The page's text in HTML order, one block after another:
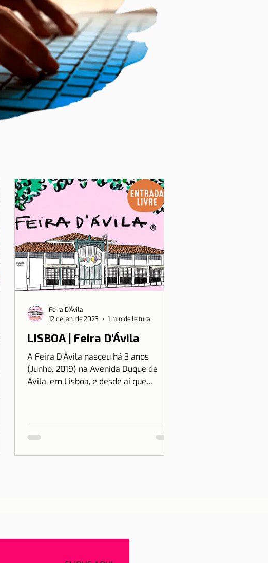
LISBOA | Feira D'Ávila
A Feira D’Ávila nasceu há 3 anos
(Junho, 2019) na Avenida Duque de
Ávila, em Lisboa, e desde aí que
Feira D'Ávila
12 de jan. de 2023
1 min de leitura